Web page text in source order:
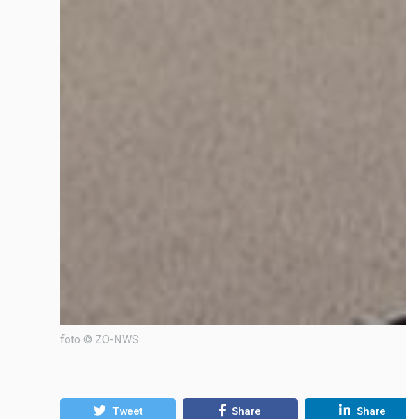
foto © ZO-NWS
Tweet Share Share